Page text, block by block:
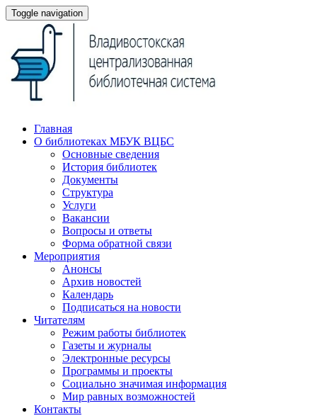
Toggle navigation
Главная
О библиотеках МБУК ВЦБС
Основные сведения
История библиотек
Документы
Структура
Услуги
Вакансии
Вопросы и ответы
Форма обратной связи
Мероприятия
Анонсы
Архив новостей
Календарь
Подписаться на новости
Читателям
Режим работы библиотек
Газеты и журналы
Электронные ресурсы
Программы и проекты
Социально значимая информация
Мир равных возможностей
Контакты